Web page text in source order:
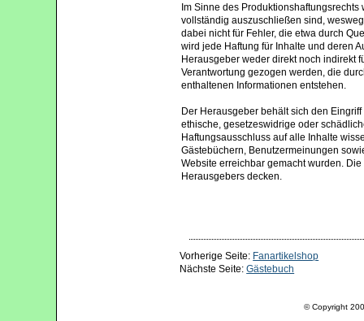
Im Sinne des
vollständig auszuschließen sind,
dabei nicht für Fehler, die etwa durch
wird jede Haftung für Inhalte und deren
Herausgeber weder direkt noch indirekt
Verantwortung gezogen werden, die
enthaltenen Informationen entstehen.
Der Herausgeber behält sich den
ethische, gesetzeswidrige oder
Haftungsausschluss auf alle Inhalte
Gästebüchern, Benutzermeinungen
Website erreichbar gemacht wurden.
Herausgebers decken.
Vorherige Seite: Fanartikelshop
Nächste Seite:Gästebuch
© Copyright